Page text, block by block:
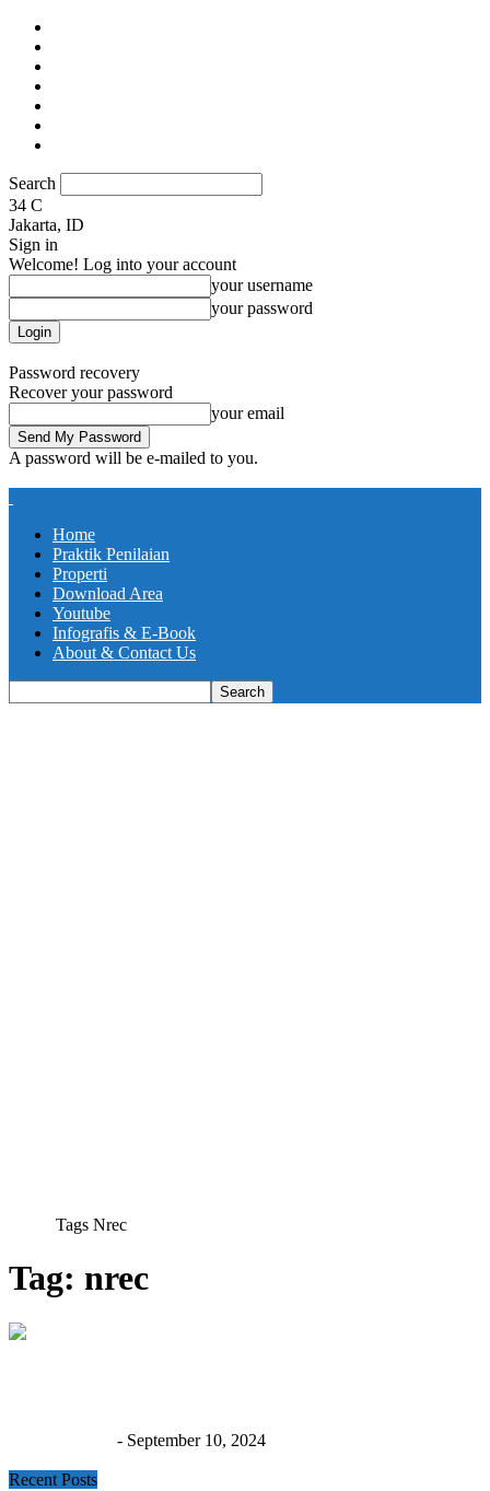
Search
34 C
Jakarta, ID
Sign in
Welcome! Log into your account
your username
your password
Password recovery
Recover your password
your email
A password will be e-mailed to you.
Home
Praktik Penilaian
Properti
Download Area
Youtube
Infografis & E-Book
About & Contact Us
Tags Nrec
Tag: nrec
- September 10, 2024
Recent Posts